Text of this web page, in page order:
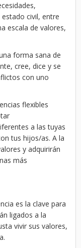
civil, entre
escala de valores,
forma sana de
cree, dice y se
con uno
flexibles
a las tuyas
tus hijos/as. A la
y adquirirán
más
es la clave para
ligados a la
vivir sus valores,